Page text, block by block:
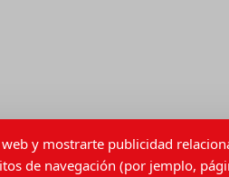
y mostrarte publicidad
de navegación (por jemplo,